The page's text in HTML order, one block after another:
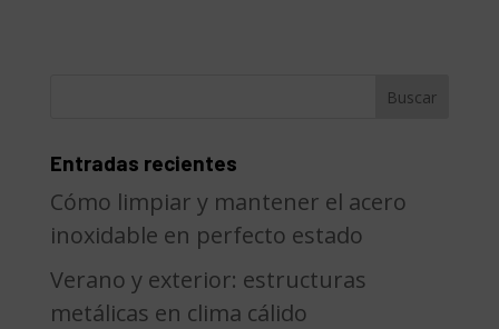
Entradas recientes
Cómo limpiar y mantener el acero
inoxidable en perfecto estado
Verano y exterior: estructuras
metálicas en clima cálido